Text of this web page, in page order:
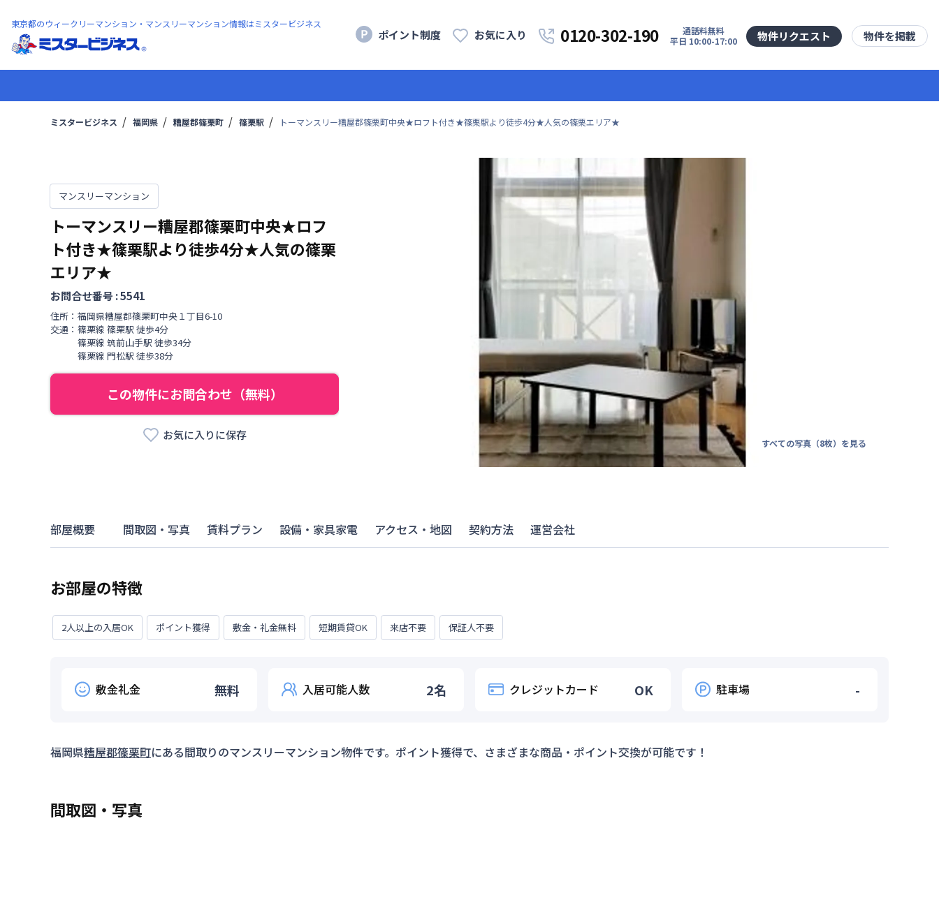
東京都のウィークリーマンション・マンスリーマンション情報はミスタービジネス
ポイント制度 お気に入り 0120-302-190
通話料無料
平日 10:00-17:00
物件リクエスト 物件を掲載
ミスタービジネス 福岡県 糟屋郡篠栗町 篠栗駅 トーマンスリー糟屋郡篠栗町中央★ロフト付き★篠栗駅より徒歩4分★人気の篠栗エリア★
マンスリーマンション
トーマンスリー糟屋郡篠栗町中央★ロフ
ト付き★篠栗駅より徒歩4分★人気の篠栗
エリア★
お問合せ番号 :5541
住所： 福岡県糟屋郡篠栗町中央 １丁目6-10
交通： 篠栗線 篠栗駅 徒歩4分
篠栗線 筑前山手駅 徒歩34分
篠栗線 門松駅 徒歩38分
この物件にお問合わせ（無料）
お気に入りに保存
すべての写真（8枚）を見る
部屋概要 間取図・写真 賃料プラン 設備・家具家電 アクセス・地図 契約方法 運営会社
お部屋の特徴
2人以上の入居OK ポイント獲得 敷金・礼金無料 短期賃貸OK 来店不要 保証人不要
敷金礼金 無料 入居可能人数 2名 クレジットカード OK 駐車場 -
福岡県糟屋郡篠栗町にある間取りのマンスリーマンション物件です。ポイント獲得で、さまざまな商品・ポイント交換が可能です！
間取図・写真